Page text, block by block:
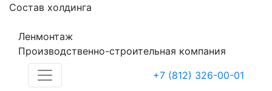
Состав холдинга
Ленмонтаж
Производственно-строительная компания
+7 (812) 326-00-01